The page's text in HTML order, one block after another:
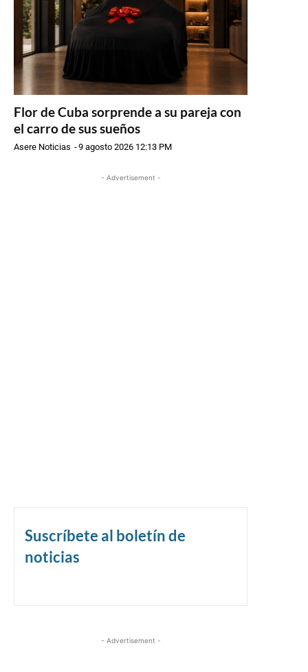
Flor de Cuba sorprende a su pareja con
el carro de sus sueños
Asere Noticias -9 agosto 2026 12:13 PM
- Advertisement -
Suscríbete al boletín de
noticias
- Advertisement -